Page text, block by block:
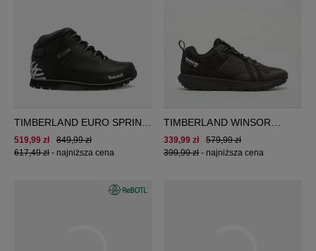
TIMBERLAND EURO SPRINT
HIKER
849,99 zł
519,99 zł
617,49 zł - najniższa cena
TIMBERLAND WINSOR
TRAIL LOW579,99 zł
339,99 zł
399,99 zł - najniższa cena